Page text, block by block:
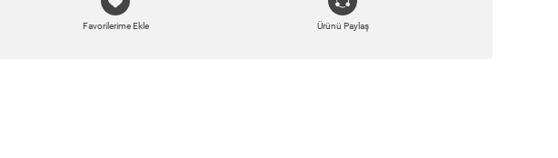
Favorilerime Ekle Ürünü Paylaş